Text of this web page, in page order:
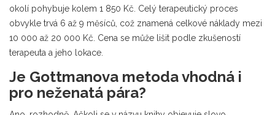
okolí pohybuje kolem 1 850 Kč. Celý terapeutický proces
obvykle trvá 6 až 9 měsíců, což znamená celkové náklady mezi
10 000 až 20 000 Kč. Cena se může lišit podle zkušeností
terapeuta a jeho lokace.
Je Gottmanova metoda vhodná i
pro neženatá pára?